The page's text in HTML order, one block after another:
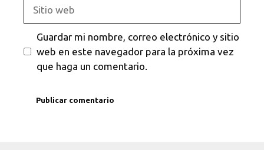
web
Guardar mi nombre, correo electrónico y sitio
web en este navegador para la próxima vez
que haga un comentario.